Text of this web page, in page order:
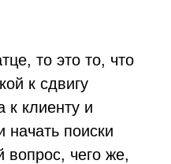
то это то, что
к сдвигу
к клиенту и
начать поиски
вопрос, чего же,